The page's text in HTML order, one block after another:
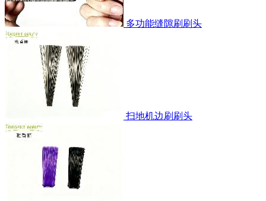
多功能缝隙刷刷头
扫地机边刷刷头